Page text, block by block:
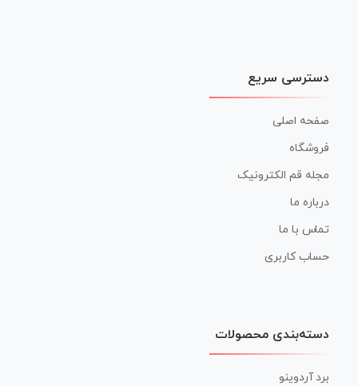
دسترسی سریع
صفحه اصلی
فروشگاه
مجله قم الکترونیک
درباره ما
تماس با ما
حساب کاربری
دسته‌بندی محصولات
برد آردوینو